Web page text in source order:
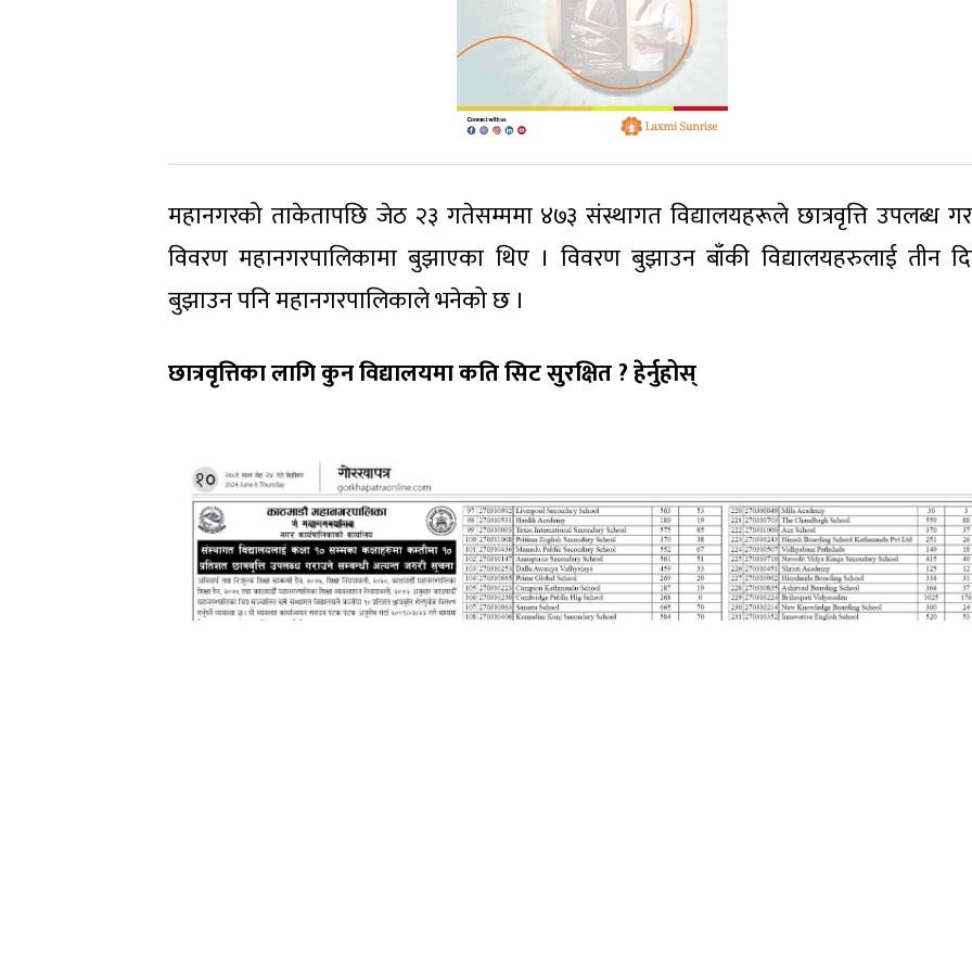
महानगरको ताकेतापछि जेठ २३ गतेसम्ममा ४७३ संस्थागत विद्यालयहरूले छात्रवृत्ति उपलब्ध
विवरण महानगरपालिकामा बुझाएका थिए । विवरण बुझाउन बाँकी विद्यालयहरुलाई तीन
बुझाउन पनि महानगरपालिकाले भनेको छ ।
छात्रवृत्तिका लागि कुन विद्यालयमा कति सिट सुरक्षित ? हेर्नुहोस्